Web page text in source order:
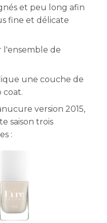
et peu long afin
fine et délicate
l'ensemble de
une couche de
coat.
version 2015,
saison trois
: